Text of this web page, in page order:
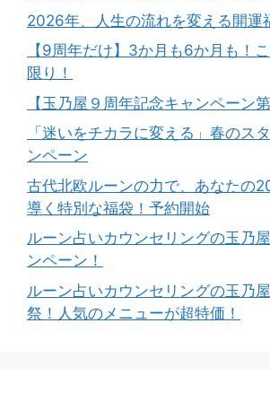
2026年、人生の流れを変える開運
【9周年だけ】3か月も6か月も！
限り！
【玉乃屋９周年記念キャンペーン第
「迷いをチカラに変える」春のス
ンペーン
古代北欧ルーンの力で、あなたの
導く特別な福袋！予約開始
ルーン占いカウンセリングの玉乃
ンペーン！
ルーン占いカウンセリングの玉乃
祭！人気のメニューが超特価！